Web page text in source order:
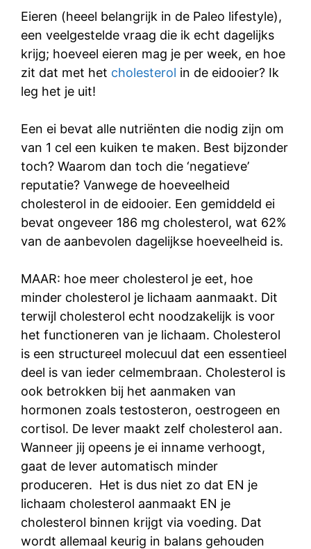
Eieren (heeel belangrijk in de Paleo lifestyle),
een veelgestelde vraag die ik echt dagelijks
krijg; hoeveel eieren mag je per week, en hoe
zit dat met het cholesterol in de eidooier? Ik
leg het je uit!
Een ei bevat alle nutriënten die nodig zijn om
van 1 cel een kuiken te maken. Best bijzonder
toch? Waarom dan toch die ‘negatieve’
reputatie? Vanwege de hoeveelheid
cholesterol in de eidooier. Een gemiddeld ei
bevat ongeveer 186 mg cholesterol, wat 62%
van de aanbevolen dagelijkse hoeveelheid is.
MAAR: hoe meer cholesterol je eet, hoe
minder cholesterol je lichaam aanmaakt. Dit
terwijl cholesterol echt noodzakelijk is voor
het functioneren van je lichaam. Cholesterol
is een structureel molecuul dat een essentieel
deel is van ieder celmembraan. Cholesterol is
ook betrokken bij het aanmaken van
hormonen zoals testosteron, oestrogeen en
cortisol. De lever maakt zelf cholesterol aan.
Wanneer jij opeens je ei inname verhoogt,
gaat de lever automatisch minder
produceren. Het is dus niet zo dat EN je
lichaam cholesterol aanmaakt EN je
cholesterol binnen krijgt via voeding. Dat
wordt allemaal keurig in balans gehouden